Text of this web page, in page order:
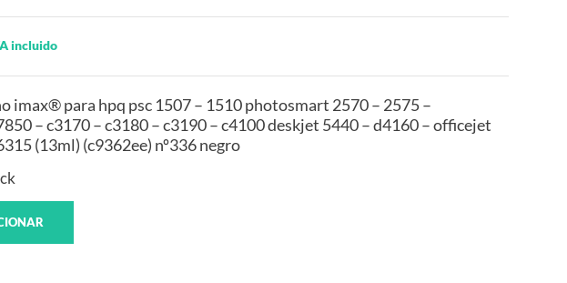
incluido
imax® para hpq psc 1507 – 1510 photosmart 2570 – 2575 –
– c3170 – c3180 – c3190 – c4100 deskjet 5440 – d4160 – officejet
(13ml) (c9362ee) nº336 negro